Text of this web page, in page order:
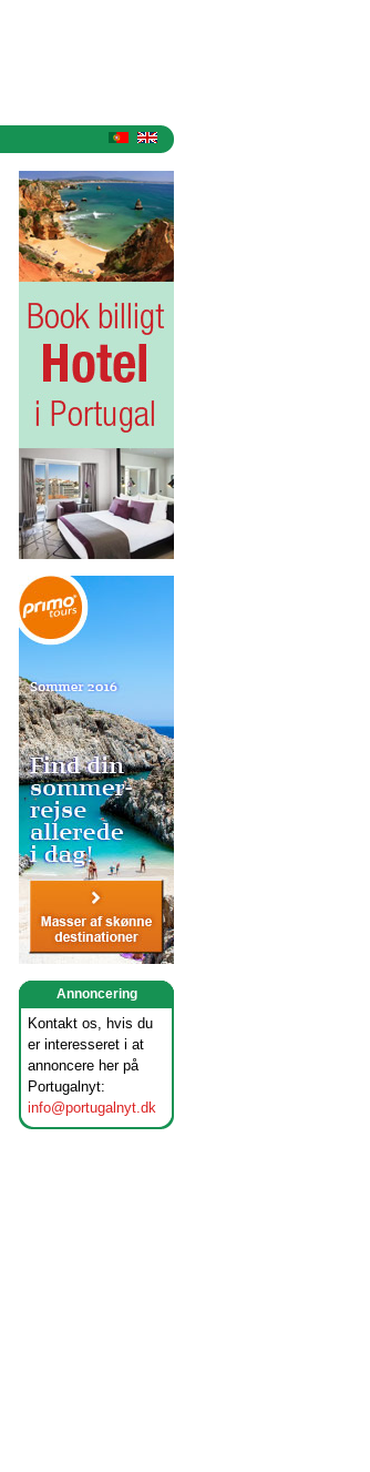
Annoncering
Kontakt os, hvis du
er interesseret i at
annoncere her på
Portugalnyt:
info@portugalnyt.dk